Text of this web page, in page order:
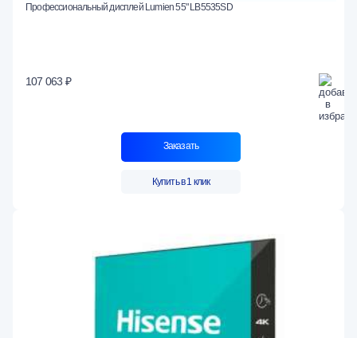
Профессиональный дисплей Lumien 55" LB5535SD
107 063 ₽
Заказать
Купить в 1 клик